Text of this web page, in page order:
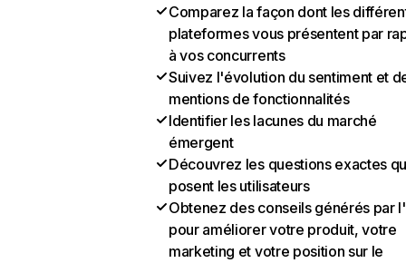
Comparez la façon dont les
plateformes vous présentent par
à vos concurrents
Suivez l'évolution du sentiment et
mentions de fonctionnalités
Identifier les lacunes du marché
émergent
Découvrez les questions exactes
posent les utilisateurs
Obtenez des conseils générés par
pour améliorer votre produit, votre
marketing et votre position sur le